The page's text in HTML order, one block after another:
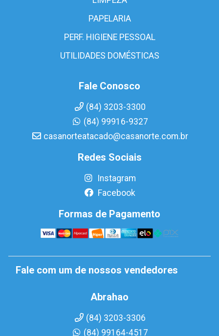
PAPELARIA
PERF. HIGIENE PESSOAL
UTILIDADES DOMÉSTICAS
Fale Conosco
(84) 3203-3300
(84) 99916-9327
casanorteatacado@casanorte.com.br
Redes Sociais
Instagram
Facebook
Formas de Pagamento
Fale com um de nossos vendedores
Abrahao
(84) 3203-3306
(84) 99164-4517